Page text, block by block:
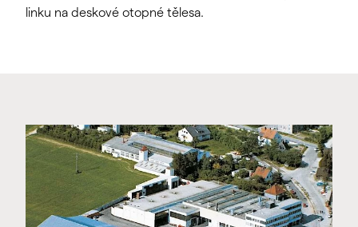
linku na deskové otopné tělesa.